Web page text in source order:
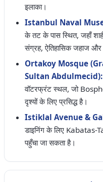
इलाका।
Istanbul Naval
के तट के पास स्थित, जहाँ
संग्रह, ऐतिहासिक जहाज
Ortakoy Mosque
Sultan Abdulmecid):
वॉटरफ्रंट स्थल, जो
दृश्यों के लिए प्रसिद्ध है।
Istiklal Avenue &
डाइनिंग के लिए Kabatas-
पहुँचा जा सकता है।